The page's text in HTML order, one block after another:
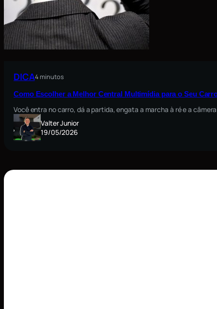
DICA4 minutos
Como Escolher a Melhor Central Multimídia para o Seu
Você entra no carro, dá a partida, engata a marcha à ré e a
Valter Junior
19/05/2026